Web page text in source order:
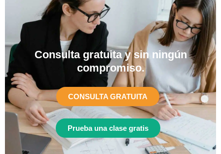
Consulta gratuita y sin ningún
compromiso.​
CONSULTA GRATUITA
Prueba una clase gratis